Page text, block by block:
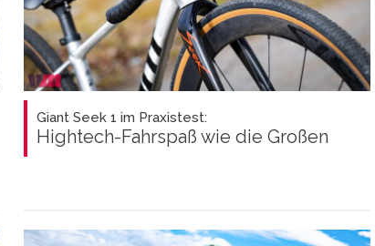
Giant Seek 1 im Praxistest:
Hightech-Fahrspaß wie die Großen